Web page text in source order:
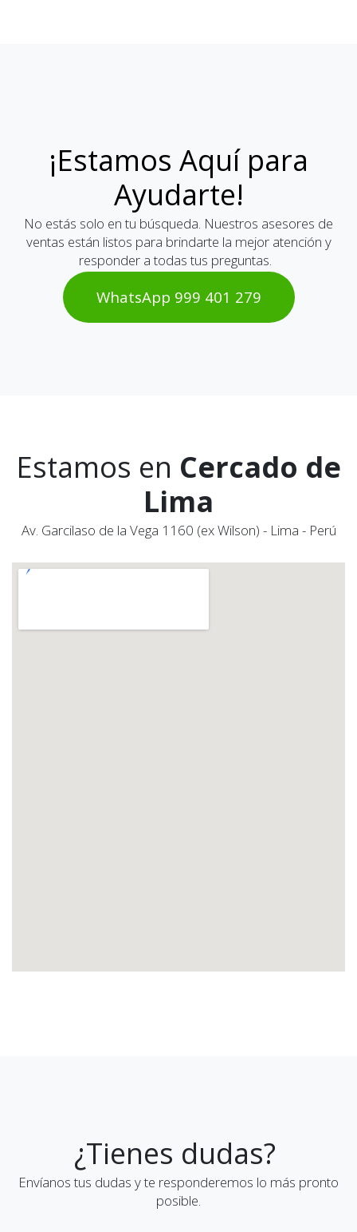
¡Estamos Aquí para
Ayudarte!
No estás solo en tu búsqueda. Nuestros asesores de
ventas están listos para brindarte la mejor atención y
responder a todas tus preguntas.
WhatsAp​​​​p 999 401 2​​79
Estamos en Cercado de
Lima
Av. Garcilaso de la Vega 1160 (ex Wilson) - Lima - Perú
¿Tienes dudas?
Envíanos tus dudas y te responderemos lo más pronto
posible.